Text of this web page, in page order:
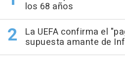
los 68 años
La UEFA confirma el
supuesta amante de